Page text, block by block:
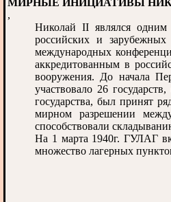
МИРНЫЕ ИНИЦИАТИВЫ
,
Николай II являлся одним
российских и
международных
аккредитованным в
вооружения. До начала
участвовало 26
государства, был принят
мирном разрешении
способствовали
На 1 марта 1940г. ГУЛАГ
множество лагерных